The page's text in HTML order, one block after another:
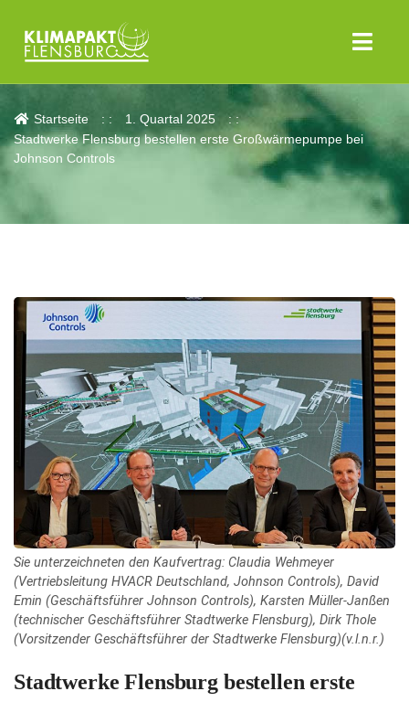
Aktuelles
Startseite
1. Quartal 2025
Stadtwerke Flensburg bestellen erste Großwärmepumpe bei
Johnson Controls
Sie unterzeichneten den Kaufvertrag: Claudia Wehmeyer
(Vertriebsleitung HVACR Deutschland, Johnson Controls), David
Emin (Geschäftsführer Johnson Controls), Karsten Müller-Janßen
(technischer Geschäftsführer Stadtwerke Flensburg), Dirk Thole
(Vorsitzender Geschäftsführer der Stadtwerke Flensburg)(v.l.n.r.)
Stadtwerke Flensburg bestellen erste